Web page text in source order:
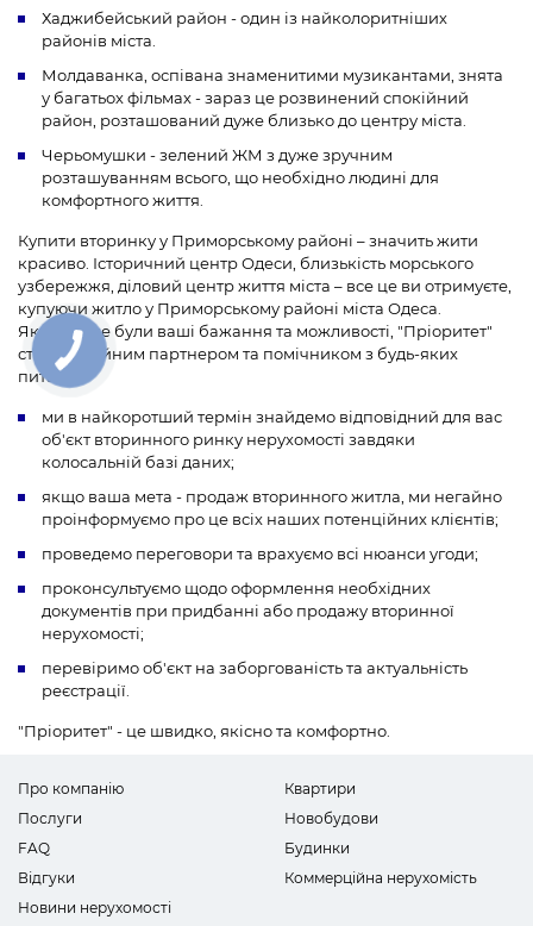
Хаджибейський район - один із найколоритніших
районів міста.
Молдаванка, оспівана знаменитими музикантами, знята
у багатьох фільмах - зараз це розвинений спокійний
район, розташований дуже близько до центру міста.
Черьомушки - зелений ЖМ з дуже зручним
розташуванням всього, що необхідно людині для
комфортного життя.
Купити вторинку у Приморському районі – значить жити
красиво. Історичний центр Одеси, близькість морського
узбережжя, діловий центр життя міста – все це ви отримуєте,
купуючи житло у Приморському районі міста Одеса.
Якими б не були ваші бажання та можливості, "Пріоритет"
стане надійним партнером та помічником з будь-яких
питань:
ми в найкоротший термін знайдемо відповідний для вас
об'єкт вторинного ринку нерухомості завдяки
колосальній базі даних;
якщо ваша мета - продаж вторинного житла, ми негайно
проінформуємо про це всіх наших потенційних клієнтів;
проведемо переговори та врахуємо всі нюанси угоди;
проконсультуємо щодо оформлення необхідних
документів при придбанні або продажу вторинної
нерухомості;
перевіримо об'єкт на заборгованість та актуальність
реєстрації.
"Пріоритет" - це швидко, якісно та комфортно.
Про компанію
Послуги
FAQ
Відгуки
Новини нерухомості
Квартири
Новобудови
Будинки
Коммерційна нерухомість